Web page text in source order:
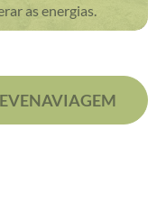
as energias.